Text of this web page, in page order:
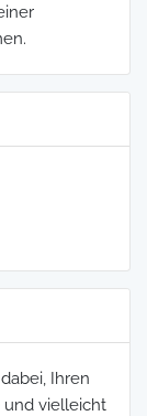
Ihren
und vielleicht